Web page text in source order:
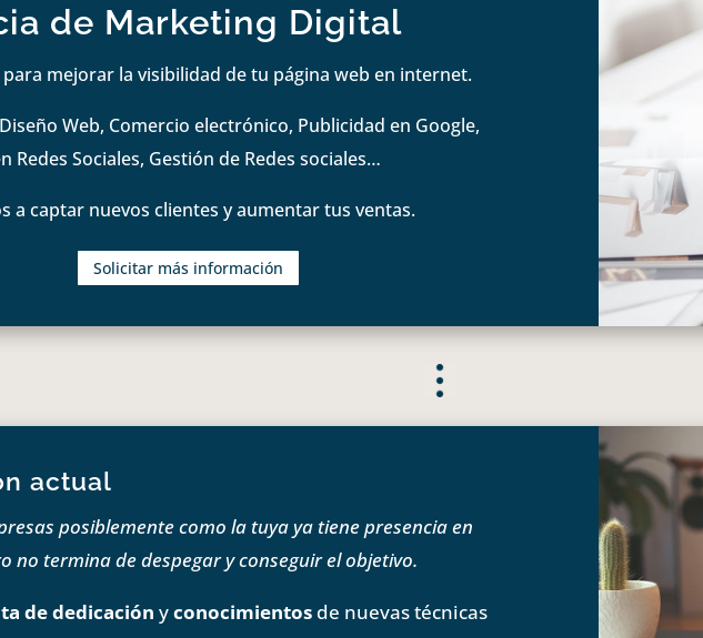
de Marketing Digital
mejorar la visibilidad de tu página web en internet.
Diseño Web, Comercio electrónico, Publicidad en Google,
Redes Sociales, Gestión de Redes sociales…
a captar nuevos clientes y aumentar tus ventas.
Solicitar más información
actual
posiblemente como la tuya ya tiene presencia en
no termina de despegar y conseguir el objetivo.
de dedicación yconocimientos de nuevas técnicas